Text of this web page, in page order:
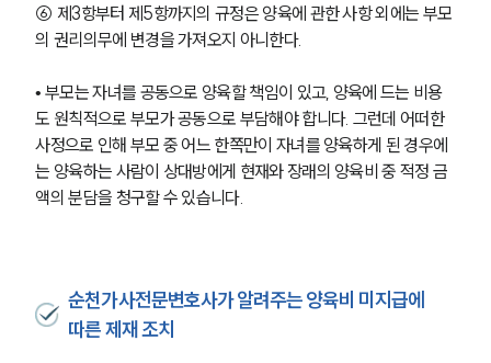
⑥ 제3항부터 제5항까지의 규정은 양육에 관한 사항 외에는 부모
의 권리의무에 변경을 가져오지 아니한다.
• 부모는 자녀를 공동으로 양육할 책임이 있고, 양육에 드는 비용
도 원칙적으로 부모가 공동으로 부담해야 합니다. 그런데 어떠한
사정으로 인해 부모 중 어느 한쪽만이 자녀를 양육하게 된 경우에
는 양육하는 사람이 상대방에게 현재와 장래의 양육비 중 적정 금
액의 분담을 청구할 수 있습니다.
순천가사전문변호사가 알려주는 양육비 미지급에
따른 제재 조치